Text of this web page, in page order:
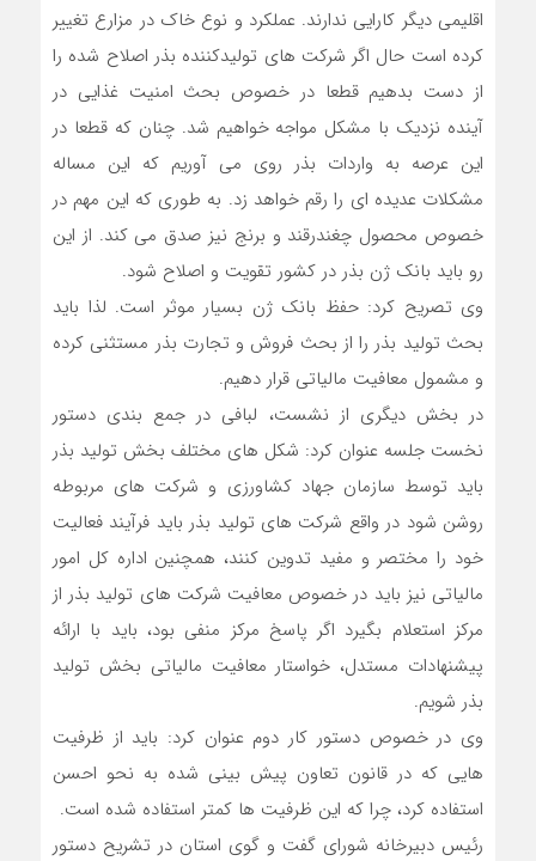
اقلیمی دیگر کارایی ندارند. عملکرد و نوع خاک در مزارع تغییر
کرده است حال اگر شرکت های تولیدکننده بذر اصلاح شده را
از دست بدهیم قطعا در خصوص بحث امنیت غذایی در
آینده نزدیک با مشکل مواجه خواهیم شد. چنان که قطعا در
این عرصه به واردات بذر روی می آوریم که این مساله
مشکلات عدیده ای را رقم خواهد زد. به طوری که این مهم در
خصوص محصول چغندرقند و برنج نیز صدق می کند. از این
رو باید بانک ژن بذر در کشور تقویت و اصلاح شود.
وی تصریح کرد: حفظ بانک ژن بسیار موثر است. لذا باید
بحث تولید بذر را از بحث فروش و تجارت بذر مستثنی کرده
و مشمول معافیت مالیاتی قرار دهیم.
در بخش دیگری از نشست، لبافی در جمع بندی دستور
نخست جلسه عنوان کرد: شکل های مختلف بخش تولید بذر
باید توسط سازمان جهاد کشاورزی و شرکت های مربوطه
روشن شود در واقع شرکت های تولید بذر باید فرآیند فعالیت
خود را مختصر و مفید تدوین کنند، همچنین اداره کل امور
مالیاتی نیز باید در خصوص معافیت شرکت های تولید بذر از
مرکز استعلام بگیرد اگر پاسخ مرکز منفی بود، باید با ارائه
پیشنهادات مستدل، خواستار معافیت مالیاتی بخش تولید
بذر شویم.
وی در خصوص دستور کار دوم عنوان کرد: باید از ظرفیت
هایی که در قانون تعاون پیش بینی شده به نحو احسن
استفاده کرد، چرا که این ظرفیت ها کمتر استفاده شده است.
رئیس دبیرخانه شورای گفت و گوی استان در تشریح دستور